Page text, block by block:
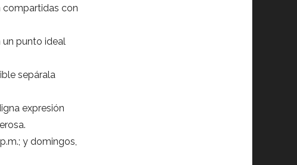
compartidas con
un punto ideal
sepárala
expresión
y domingos,